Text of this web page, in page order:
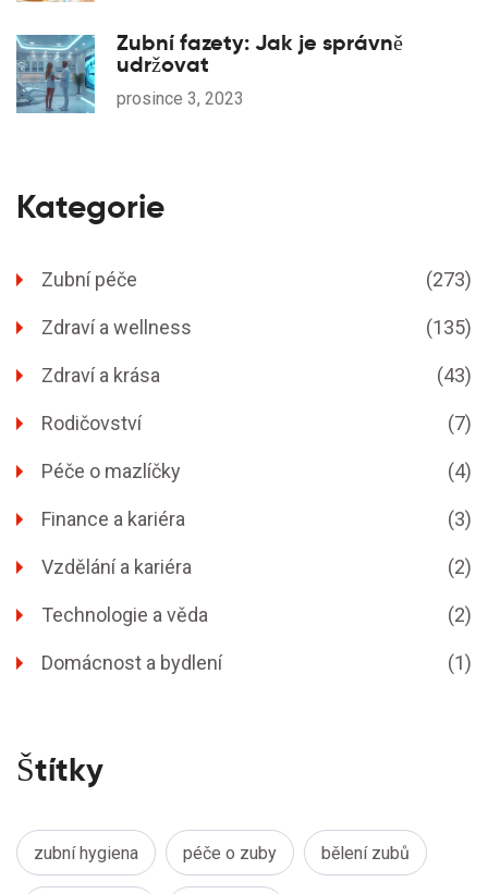
Zubní fazety: Jak je správně
udržovat
prosince 3, 2023
Kategorie
Zubní péče (273)
Zdraví a wellness (135)
Zdraví a krása (43)
Rodičovství (7)
Péče o mazlíčky (4)
Finance a kariéra (3)
Vzdělání a kariéra (2)
Technologie a věda (2)
Domácnost a bydlení (1)
Štítky
zubní hygiena péče o zuby bělení zubů